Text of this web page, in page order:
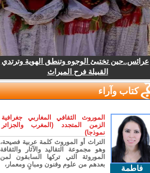
عرائس..حين تختبئ الوجوه وتنطق الهوية وترتدي
القبيلة فرح الميراث
كتاب وآراء
فاطمة
الموروث الثقافي المغاربي جغرافية
الزمن المتجدد (المغرب والجزائر
نموذجا)
التراث أو الموروث كلمة عربية فصيحة،
وهو مجموعة التقاليد والآثار والثقافة
الموروثة التي تركها السابقون لمن
بعدهم من علوم وفنون ومبانٍ ومعمار،